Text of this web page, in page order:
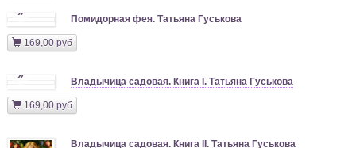
» Помидорная фея. Татьяна Гуськова
169,00 руб
» Владычица садовая. Книга I. Татьяна Гуськова
169,00 руб
Владычица садовая. Книга II. Татьяна Гуськова